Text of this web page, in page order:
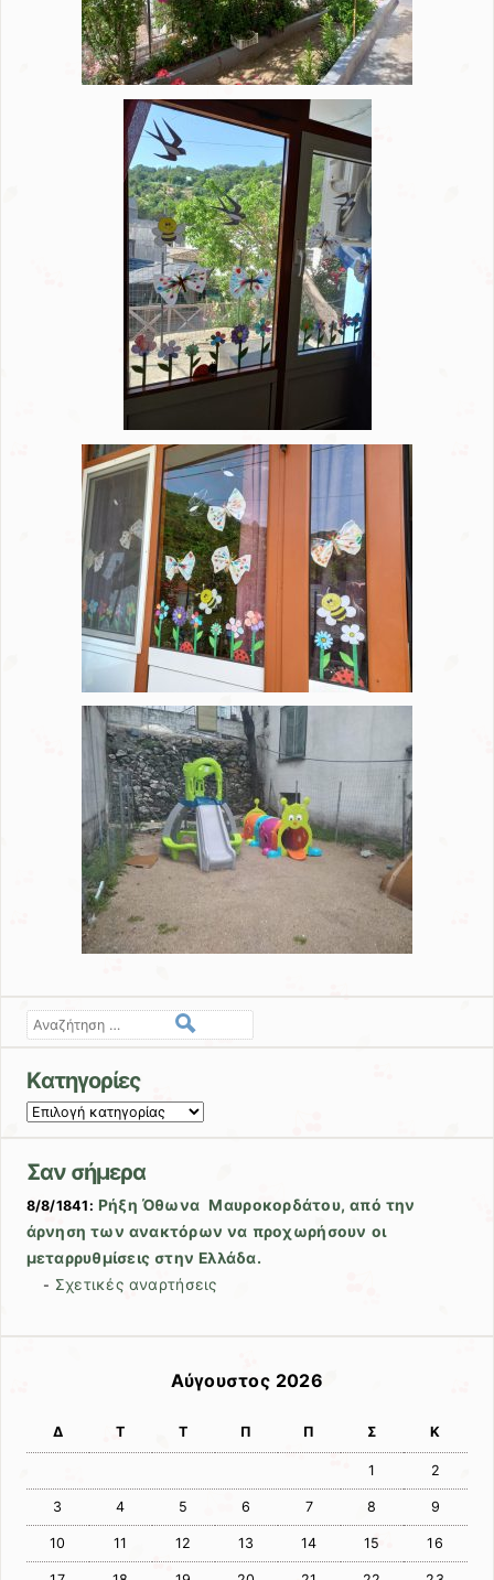
Αναζήτηση
Kατηγορίες
Kατηγορίες
Σαν σήμερα
8/8/1841: Ρήξη Όθωνα  Μαυροκορδάτου, από την
άρνηση των ανακτόρων να προχωρήσουν οι
μεταρρυθμίσεις στην Ελλάδα.
- Σχετικές αναρτήσεις
Αύγουστος 2026
Δ Τ Τ Π Π Σ Κ
1 2
3 4 5 6 7 8 9
10 11 12 13 14 15 16